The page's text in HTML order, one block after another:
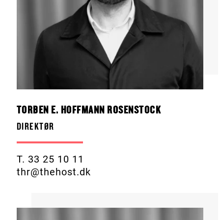
TORBEN E. HOFFMANN ROSENSTOCK
DIREKTØR
T. 33 25 10 11
thr@thehost.dk